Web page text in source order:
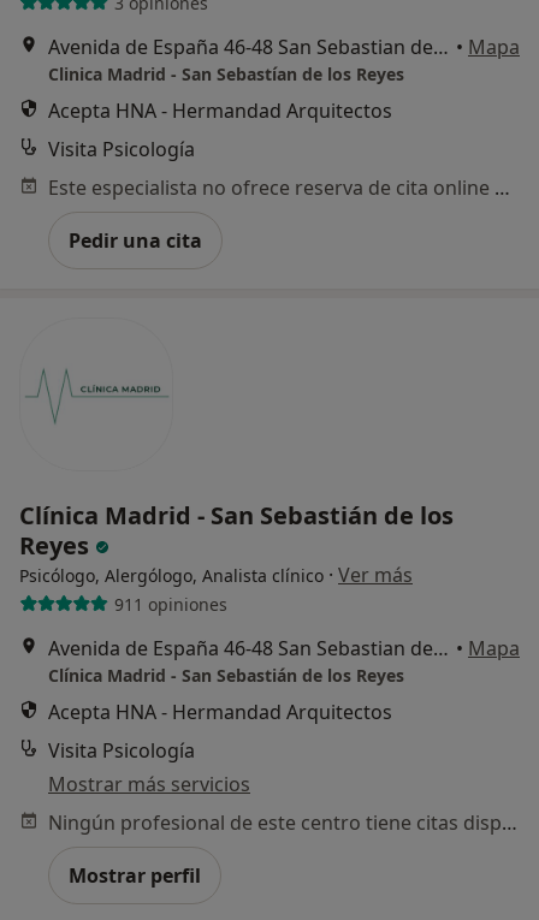
Avenida de España 46-48 San Sebastian de los Reyes, San Sebastián de los Reyes • Mapa
Clinica Madrid - San Sebastían de los Reyes
Acepta HNA - Hermandad Arquitectos
Visita Psicología
Este especialista no ofrece reserva de cita online en esta dirección.
Pedir una cita
Clínica Madrid - San Sebastián de los
Reyes
Psicólogo, Alergólogo, Analista clínico · Ver más
911 opiniones
Avenida de España 46-48 San Sebastian de los Reyes, San Sebastián de los Reyes • Mapa
Clínica Madrid - San Sebastián de los Reyes
Acepta HNA - Hermandad Arquitectos
Visita Psicología
Mostrar más servicios
Ningún profesional de este centro tiene citas disponibles
Mostrar perfil